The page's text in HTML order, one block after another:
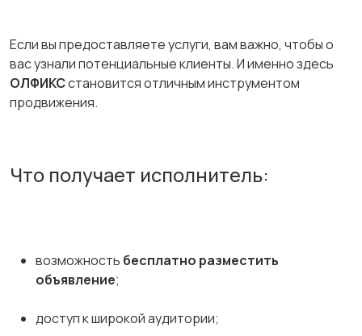
Если вы предоставляете услуги, вам важно, чтобы о
вас узнали потенциальные клиенты. И именно здесь
ОЛФИКСстановится отличным инструментом
продвижения.
Что получает исполнитель:
возможность бесплатно разместить
объявление;
доступ к широкой аудитории;